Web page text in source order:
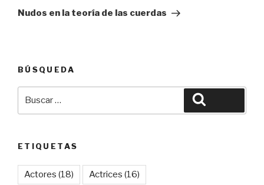
entrada
Nudos en la teoría de las cuerdas
BÚSQUEDA
ETIQUETAS
Actores (18) Actrices (16)